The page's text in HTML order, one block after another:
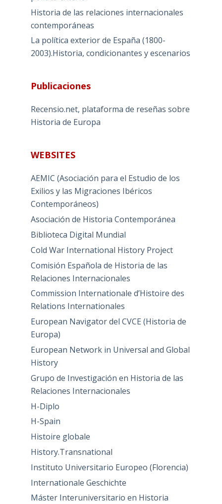
Historia de las relaciones internacionales
contemporáneas
La política exterior de España (1800-
2003).Historia, condicionantes y escenarios
Publicaciones
Recensio.net, plataforma de reseñas sobre
Historia de Europa
WEBSITES
AEMIC (Asociación para el Estudio de los
Exilios y las Migraciones Ibéricos
Contemporáneos)
Asociación de Historia Contemporánea
Biblioteca Digital Mundial
Cold War International History Project
Comisión Española de Historia de las
Relaciones Internacionales
Commission Internationale d’Histoire des
Relations Internationales
European Navigator del CVCE (Historia de
Europa)
European Network in Universal and Global
History
Grupo de Investigación en Historia de las
Relaciones Internacionales
H-Diplo
H-Spain
Histoire globale
History.Transnational
Instituto Universitario Europeo (Florencia)
Internationale Geschichte
Máster Interuniversitario en Historia